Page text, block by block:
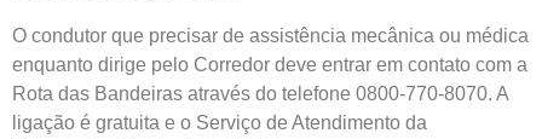
O condutor que precisar de assistência mecânica ou médica
enquanto dirige pelo Corredor deve entrar em contato com a
Rota das Bandeiras através do telefone 0800-770-8070. A
ligação é gratuita e o Serviço de Atendimento da